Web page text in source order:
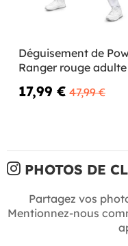
Déguisement de
Ranger rouge adulte
17,99 € 47,99 €
PHOTOS DE
Partagez vos
Mentionnez-nous